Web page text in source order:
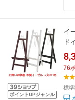
ポイントUPジャンル
イ
ド
白
看
板
76
標準